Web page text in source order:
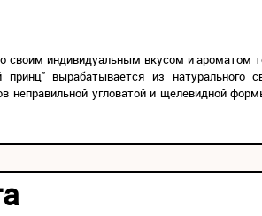
индивидуальным вкусом и ароматом
вырабатывается из натурального
неправильной угловатой и щелевидной